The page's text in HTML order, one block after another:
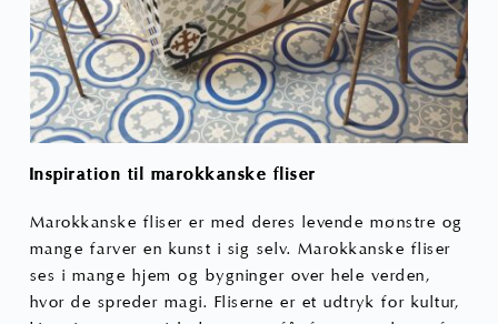
Inspiration til marokkanske fliser
Marokkanske fliser er med deres levende mønstre og
mange farver en kunst i sig selv. Marokkanske fliser
ses i mange hjem og bygninger over hele verden,
hvor de spreder magi. Fliserne er et udtryk for kultur,